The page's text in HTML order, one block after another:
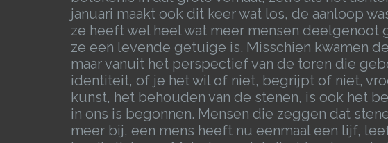
januari maakt ook dit keer wat los, de aanloop
ze heeft wel heel wat meer mensen deelgenoot
ze een levende getuige is. Misschien kwamen
maar vanuit het perspectief van de toren die
identiteit, of je het wil of niet, begrijpt of niet,
kunst, het behouden van de stenen, is ook het
in ons is begonnen. Mensen die zeggen dat
meer bij, een mens heeft nu eenmaal een lijf,